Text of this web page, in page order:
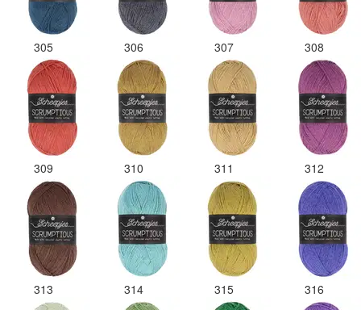
305 306 307 308
309 310 311 312
313 314 315 316